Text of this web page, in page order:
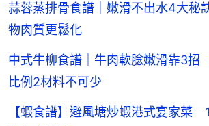
蒜蓉蒸排骨食譜｜嫩滑不出水4大
物肉質更鬆化
中式牛柳食譜｜牛肉軟腍嫩滑靠3
比例2材料不可少
【蝦食譜】避風塘炒蝦港式宴家菜